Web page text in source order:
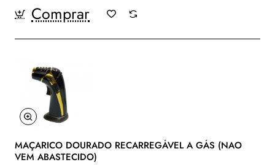
Comprar
MAÇARICO DOURADO RECARREGÁVEL A GÁS (NAO
VEM ABASTECIDO)